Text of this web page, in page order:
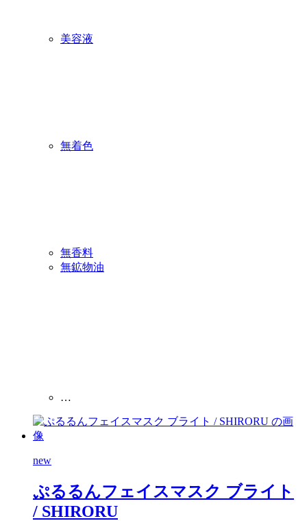
美容液
無着色
無香料
無鉱物油
…
new
ぷるるんフェイスマスク ブライト
/ SHIRORU